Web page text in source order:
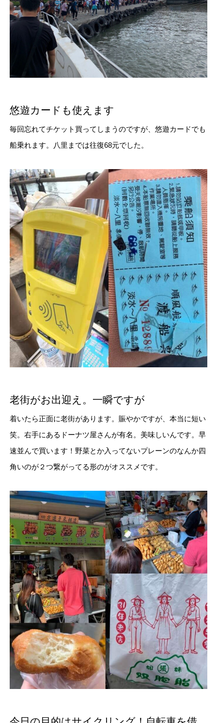
悠遊カードも使えます
毎回忘れてチケット買ってしまうのですが、悠遊カードでも
船乗れます。八里までは往復68元でした。
老街がお出迎え。一瞬ですが
着いたら正面に老街があります。賑やかですが、本当に短い
笑。右手にあるドーナツ屋さんが有名。美味しいんです。早
速並んで買います！野菜とか入ってないプレーンのなんか四
角いのが２つ繋がってる形のがオススメです。